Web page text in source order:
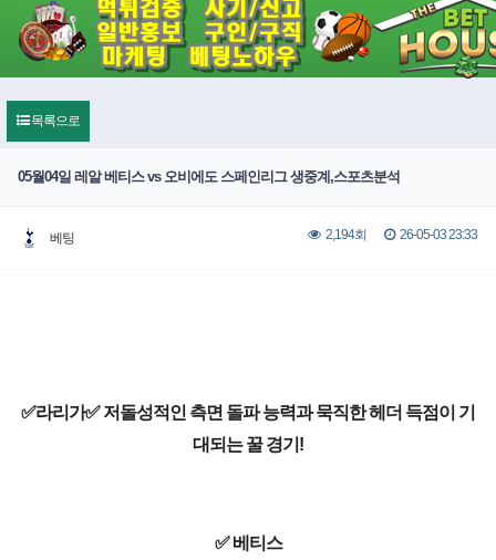
목록으로
05월04일 레알 베티스 vs 오비에도 스페인리그 생중계,스포츠분석
베팅 2,194회 26-05-03 23:33
✅라리가✅ 저돌성적인 측면 돌파 능력과 묵직한 헤더 득점이 기
대되는 꿀 경기!
✅ 베티스